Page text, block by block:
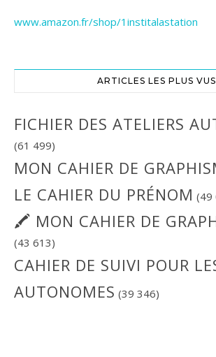
www.amazon.fr/shop/1institalastation
ARTICLES LES PLUS VUS
FICHIER DES ATELIERS
(61 499)
MON CAHIER DE
LE CAHIER DU PRÉNOM (49
🖍 MON CAHIER DE
(43 613)
CAHIER DE SUIVI POUR
AUTONOMES (39 346)